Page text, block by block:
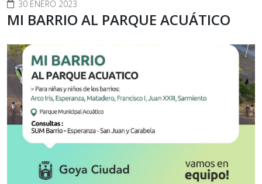
30 ENERO 2023
MI BARRIO AL PARQUE ACUÁTICO